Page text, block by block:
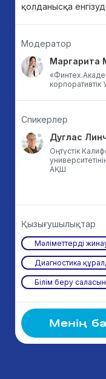
қолданысқа
Модератор
Маргарита
Спикерлер
Дуглас
Оңтүстік
АҚШ
Қызығушылықтар
Мәліметтерді
Диагностика
Білім беру
Менің